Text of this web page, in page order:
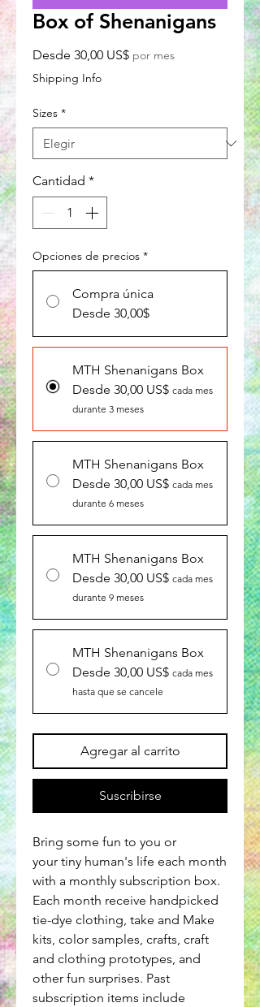
Box of Shenanigans
Desde 30,00 US$Precio
por mes
Shipping Info
Sizes *
Cantidad *
Opciones de precios *
Compra única
Desde 30,00$
MTH Shenanigans Box
Desde 30,00 US$ cada mes
durante 3 meses
MTH Shenanigans Box
Desde 30,00 US$ cada mes
durante 6 meses
MTH Shenanigans Box
Desde 30,00 US$ cada mes
durante 9 meses
MTH Shenanigans Box
Desde 30,00 US$ cada mes
hasta que se cancele
Agregar al carrito
Suscribirse
Bring some fun to you or
your tiny human's life each month
with a monthly subscription box.
Each month receive handpicked
tie-dye clothing, take and Make
kits, color samples, crafts, craft
and clothing prototypes, and
other fun surprises. Past
subscription items include